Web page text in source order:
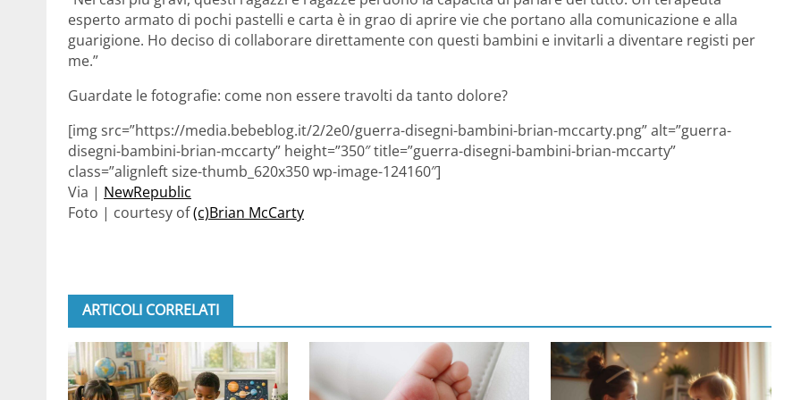
esperto armato di pochi pastelli e carta è in grao di aprire vie che portano alla comunicazione e alla
guarigione. Ho deciso di collaborare direttamente con questi bambini e invitarli a diventare registi per
me.”
Guardate le fotografie: come non essere travolti da tanto dolore?
[img src=”https://media.bebeblog.it/2/2e0/guerra-disegni-bambini-brian-mccarty.png” alt=”guerra-
disegni-bambini-brian-mccarty” height=”350″ title=”guerra-disegni-bambini-brian-mccarty”
class=”alignleft size-thumb_620x350 wp-image-124160″]
Via | NewRepublic
Foto | courtesy of(c)Brian McCarty
ARTICOLI CORRELATI